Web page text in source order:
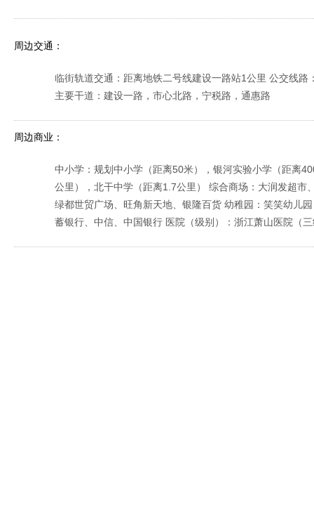
周边交通：
临街轨道交通：距离地铁二号线建设一路站1公里 公交线
主要干道：建设一路，市心北路，宁税路，通惠路
周边商业：
中小学：规划中小学（距离50米），银河实验小学（距离
公里），北干中学（距离1.7公里） 综合商场：大润发超
绿都世贸广场、旺角新天地、银隆百货 幼稚园：笑笑幼儿
蓄银行、中信、中国银行 医院（级别）：浙江萧山医院（